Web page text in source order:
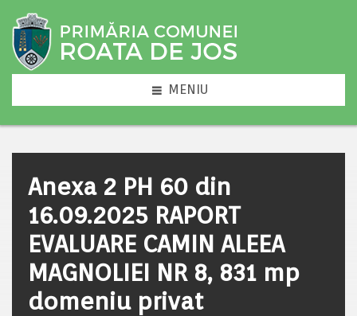
MENIU
Anexa 2 PH 60 din
16.09.2025 RAPORT
EVALUARE CAMIN ALEEA
MAGNOLIEI NR 8, 831 mp
domeniu privat